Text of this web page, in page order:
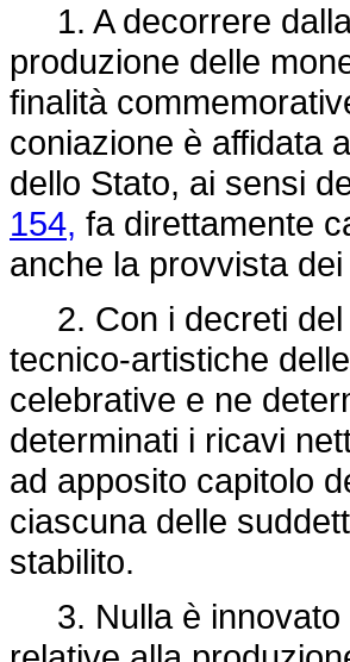
1. A decorrere dalla
produzione delle
finalità
coniazione è affidata
dello Stato, ai sensi
154, fa direttamente
anche la provvista
2. Con i decreti del
tecnico-artistiche
celebrative e ne
determinati i ricavi
ad apposito capitolo
ciascuna delle
stabilito.
3. Nulla è innovato